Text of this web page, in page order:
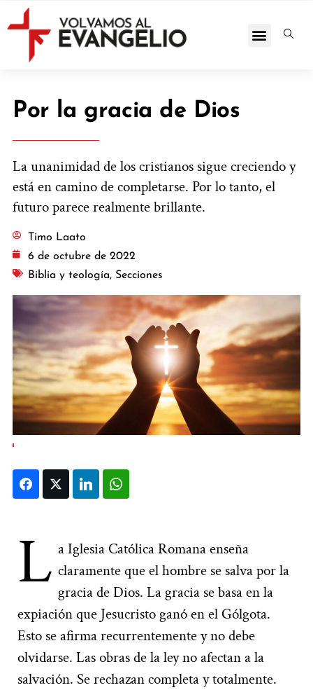
Por la gracia de Dios
La unanimidad de los cristianos sigue creciendo y
está en camino de completarse. Por lo tanto, el
futuro parece realmente brillante.
Timo Laato
6 de octubre de 2022
Biblia y teología, Secciones
FacebookTwitter LinkedIn
L a Iglesia Católica Romana enseña
claramente que el hombre se salva por la
gracia de Dios. La gracia se basa en la
expiación que Jesucristo ganó en el Gólgota.
Esto se afirma recurrentemente y no debe
olvidarse. Las obras de la ley no afectan a la
salvación. Se rechazan completa y totalmente.